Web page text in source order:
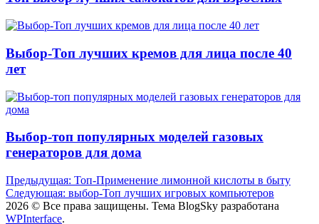
Выбор-Топ лучших кремов для лица после 40
лет
Выбор-топ популярных моделей газовых
генераторов для дома
Навигация
по
Предыдущая: Топ-Применение лимонной кислоты в быту
Следующая: выбор-Топ лучших игровых компьютеров
2026 © Все права защищены. Тема BlogSky разработана
WPInterface.